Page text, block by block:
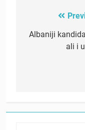
navigation
Albaniji
ali i